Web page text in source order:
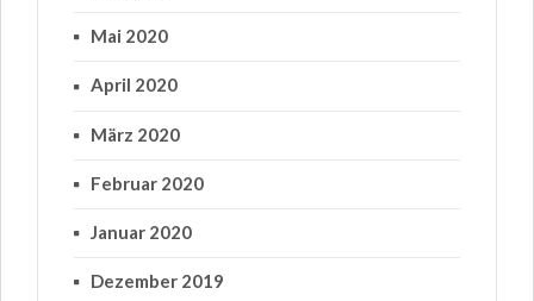
Mai 2020
April 2020
März 2020
Februar 2020
Januar 2020
Dezember 2019